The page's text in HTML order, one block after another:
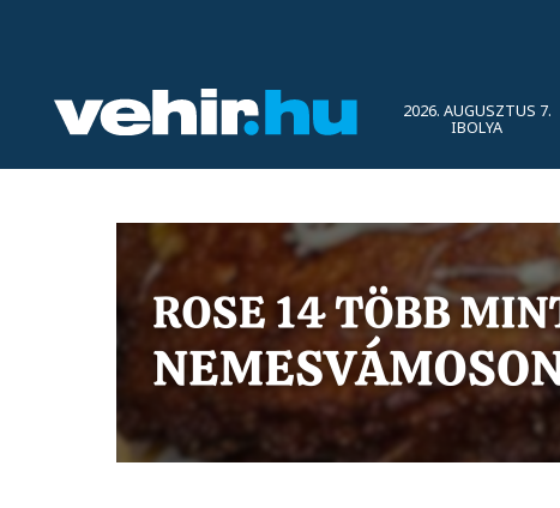
2026. AUGUSZTUS 7.
IBOLYA